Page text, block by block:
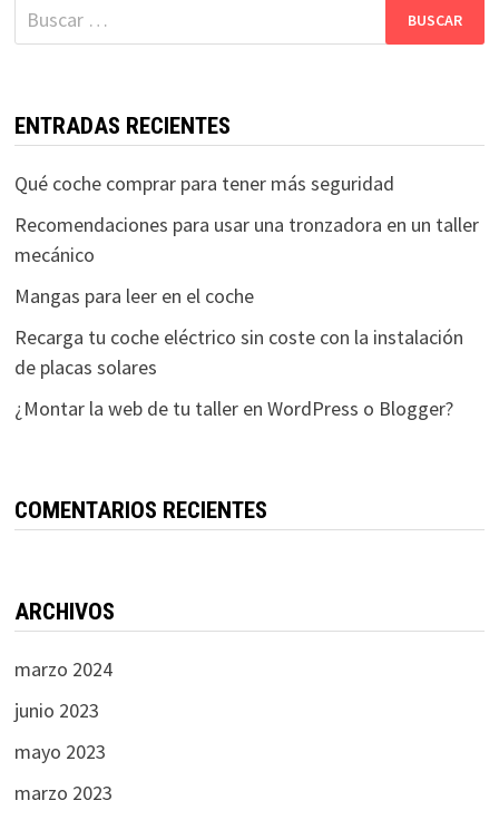
Buscar:
ENTRADAS RECIENTES
Qué coche comprar para tener más seguridad
Recomendaciones para usar una tronzadora en un taller
mecánico
Mangas para leer en el coche
Recarga tu coche eléctrico sin coste con la instalación
de placas solares
¿Montar la web de tu taller en WordPress o Blogger?
COMENTARIOS RECIENTES
ARCHIVOS
marzo 2024
junio 2023
mayo 2023
marzo 2023